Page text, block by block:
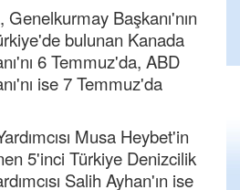
Genelkurmay Başkanı'nın
bulunan Kanada
6 Temmuz'da, ABD
ise 7 Temmuz'da
Musa Heybet'in
5'inci Türkiye Denizcilik
Salih Ayhan'ın ise